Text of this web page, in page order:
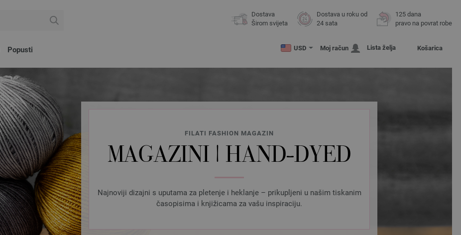
Dostava
Širom svijeta
Dostava u roku od
24 sata
125 dana
pravo na povrat robe
Popusti USD Moj račun Lista želja Košarica
FILATI FASHION MAGAZIN
MAGAZINI | HAND-DYED
Najnoviji dizajni s uputama za pletenje i heklanje – prikupljeni u našim tiskanim
časopisima i knjižicama za vašu inspiraciju.